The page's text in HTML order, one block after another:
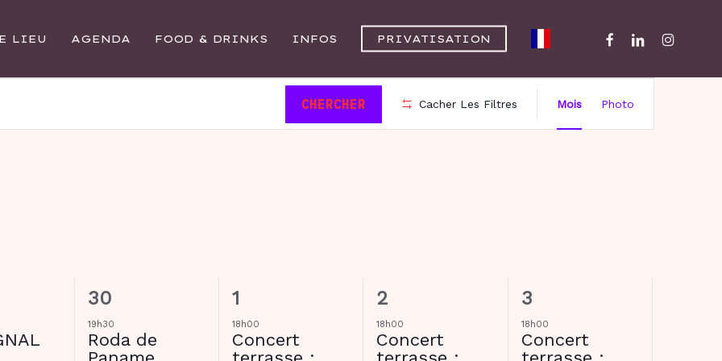
LIEU AGENDA FOOD & DRINKS INFOS PRIVATISATION FACEBOOK
LINKEDIN
CHERCHER Cacher Les Filtres
DE
Mois Photo
1
évènement,
30
19h30
Roda de
2
évènements,
1
18h00
Concert
2
évènements,
2
18h00
Concert
1
évènement,
3
18h00
Concert